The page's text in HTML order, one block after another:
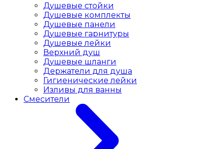
Душевые стойки
Душевые комплекты
Душевые панели
Душевые гарнитуры
Душевые лейки
Верхний душ
Душевые шланги
Держатели для душа
Гигиенические лейки
Изливы для ванны
Смесители